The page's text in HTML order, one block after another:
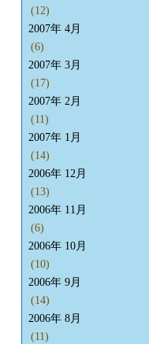
(12)
2007年 4月
(6)
2007年 3月
(17)
2007年 2月
(11)
2007年 1月
(14)
2006年 12月
(13)
2006年 11月
(6)
2006年 10月
(10)
2006年 9月
(14)
2006年 8月
(11)